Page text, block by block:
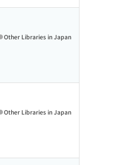
Other Libraries in Japan
Other Libraries in Japan